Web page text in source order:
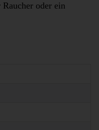
oder ein